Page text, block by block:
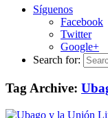
Síguenos
Facebook
Twitter
Google+
Search for:
Tag Archive: